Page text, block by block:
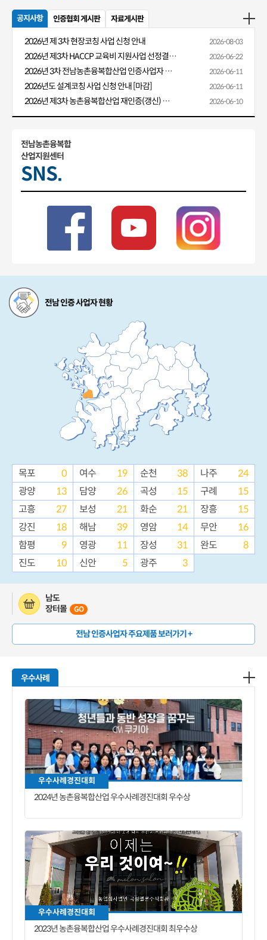
공지사항 인증협회 게시판 자료게시판
2026년 제 3차 현장코칭 사업 신청 안내 2026-08-03
2026년 제3차 HACCP 교육비 지원사업 선정결과 알림 2026-06-22
2026년 3차 전남농촌융복합산업 인증사업자 HACCP 교육비 지원 안내 2026-06-11
2026년도 설계코칭 사업 신청 안내 [마감] 2026-06-11
2026년 제3차 농촌융복합산업 재인증(갱신) 신청 안내 2026-06-10
전남농촌융복합
산업지원센터
SNS.
전남 인증 사업자 현황
목포 0 여수 19 순천 38 나주
24
광양
13 담양 26 곡성 15 구례
15
고흥
27 보성 21 화순 21 장흥
15
강진
18 해남 39 영암 14 무안
16
함평
9 영광 11 장성 31 완도
8
진도
10 신안 5 광주 3
남도
장터몰
GO
전남 인증사업자 주요제품 보러가기 +
우수사례
우수사례경진대회
2024년 농촌융복합산업 우수사례경진대회 우수상
우수사례경진대회
2023년 농촌융복합산업 우수사례경진대회 최우수상